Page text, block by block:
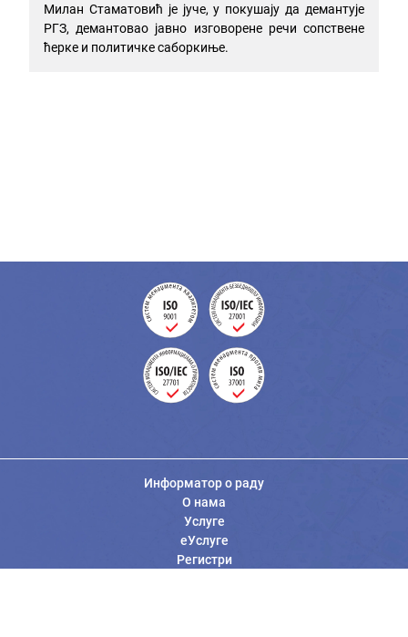
Милан Стаматовић је јуче, у покушају да демантује
РГЗ, демантовао јавно изговорене речи сопствене
ћерке и политичке саборкиње.
Информатор о раду
О нама
Услуге
еУслуге
Регистри